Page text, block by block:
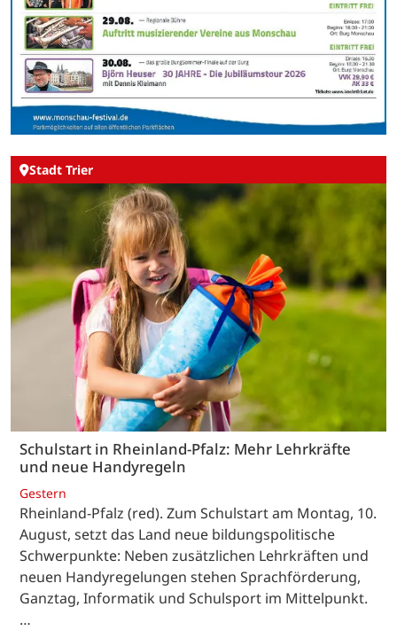
Stadt Trier
Schulstart in Rheinland-Pfalz: Mehr Lehrkräfte
und neue Handyregeln
Gestern
Rheinland-Pfalz (red). Zum Schulstart am Montag, 10.
August, setzt das Land neue bildungspolitische
Schwerpunkte: Neben zusätzlichen Lehrkräften und
neuen Handyregelungen stehen Sprachförderung,
Ganztag, Informatik und Schulsport im Mittelpunkt.
…